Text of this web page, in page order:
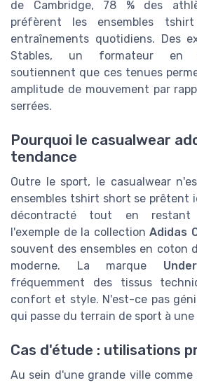
de Cambridge, 78 % des
préfèrent les ensembles
entraînements quotidiens. Des
Stables, un formateur en
soutiennent que ces tenues
amplitude de mouvement par
serrées.
Pourquoi le casualwear
tendance
Outre le sport, le casualwear
ensembles tshirt short se prêtent
décontracté tout en restant
l'exemple de la collectionAdidas
souvent des ensembles en coton
moderne. La marque
fréquemment des tissus
confort et style. N'est-ce pas
qui passe du terrain de sport à
Cas d'étude : utilisations
Au sein d'une grande ville comme